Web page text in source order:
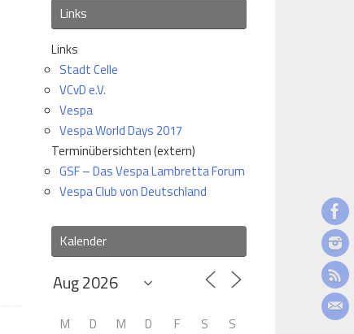
Links
Links
Stadt Celle
VCvD e.V.
Vespa
Vespa World Days 2017
Terminübersichten (extern)
GSF – Das Vespa Lambretta Forum
Vespa Club von Deutschland
Kalender
M D M D F S S